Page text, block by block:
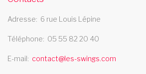
provence alpes cotes d azur
Adresse 6 rue Louis Lépine
Téléphone 05 55 82 20 40
E-mail contact@les-swings.com